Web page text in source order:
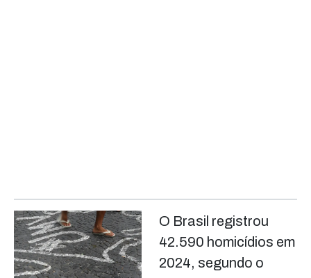
O Brasil registrou
42.590 homicídios em
2024, segundo o